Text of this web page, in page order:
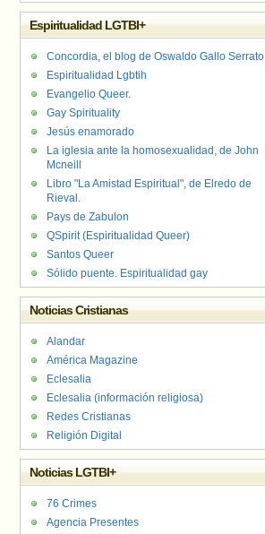
Espiritualidad LGTBI+
Concordia, el blog de Oswaldo Gallo Serrato
Espiritualidad Lgbtih
Evangelio Queer.
Gay Spirituality
Jesús enamorado
La iglesia ante la homosexualidad, de John
Mcneill
Libro "La Amistad Espiritual", de Elredo de
Rieval.
Pays de Zabulon
QSpirit (Espiritualidad Queer)
Santos Queer
Sólido puente. Espiritualidad gay
Noticias Cristianas
Alandar
América Magazine
Eclesalia
Eclesalia (información religiosa)
Redes Cristianas
Religión Digital
Noticias LGTBI+
76 Crimes
Agencia Presentes